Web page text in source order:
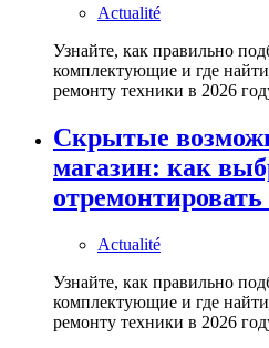
Actualité
Узнайте, как правильно
комплектующие и где
ремонту техники в 2026
Скрытые
магазин: как
Actualité
Узнайте, как правильно
комплектующие и где
ремонту техники в 2026